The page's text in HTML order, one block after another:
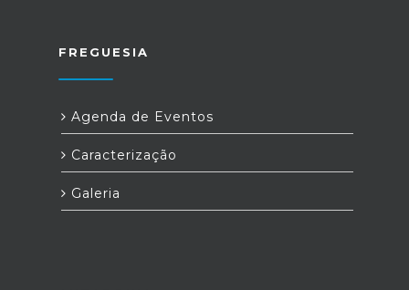
FREGUESIA
Agenda de Eventos
Caracterização
Galeria